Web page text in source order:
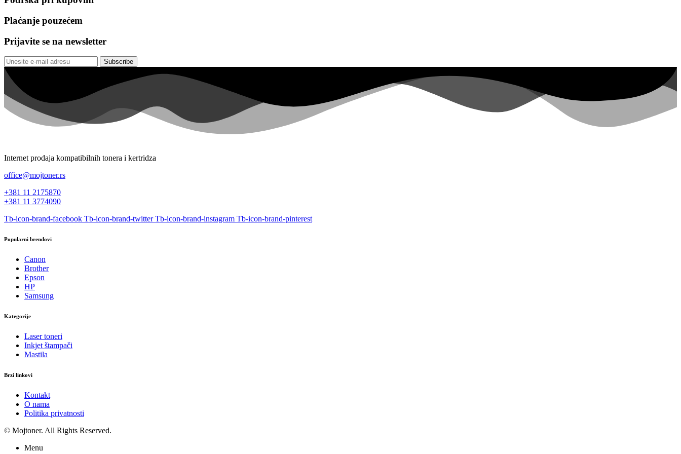
Plaćanje pouzećem
Prijavite se na newsletter
Subscribe
Internet prodaja kompatibilnih tonera i kertridza
office@mojtoner.rs
+381 11 2175870
+381 11 3774090
Tb-icon-brand-facebook Tb-icon-brand-twitter Tb-icon-brand-instagram Tb-icon-brand-pinterest
Popularni brendovi
Canon
Brother
Epson
HP
Samsung
Kategorije
Laser toneri
Inkjet štampači
Mastila
Brzi linkovi
Kontakt
O nama
Politika privatnosti
© Mojtoner. All Rights Reserved.
Menu